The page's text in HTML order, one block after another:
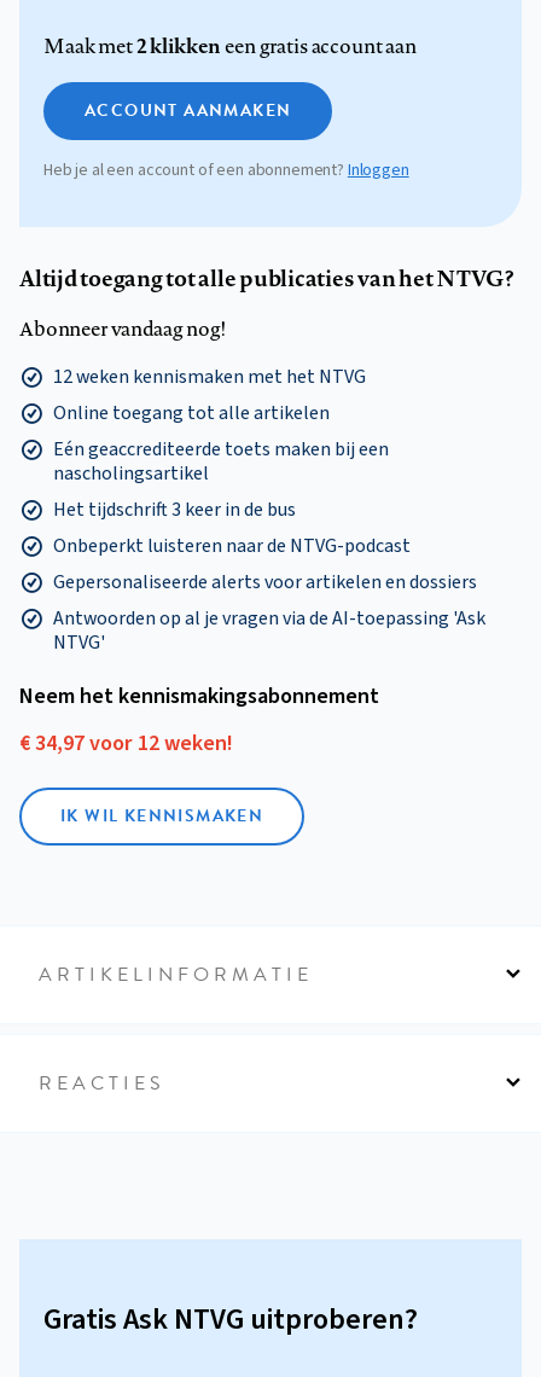
Maak met2 klikkeneen gratis account aan
ACCOUNT AANMAKEN
Heb je al een account of een abonnement? Inloggen
Altijd toegang tot alle publicaties van het NTVG?
Abonneer vandaag nog!
12 weken kennismaken met het NTVG
Online toegang tot alle artikelen
Eén geaccrediteerde toets maken bij een
nascholingsartikel
Het tijdschrift 3 keer in de bus
Onbeperkt luisteren naar de NTVG-podcast
Gepersonaliseerde alerts voor artikelen en dossiers
Antwoorden op al je vragen via de AI-toepassing 'Ask
NTVG'
Neem het kennismakings­abonnement
€ 34,97 voor 12 weken!
IK WIL KENNISMAKEN
ARTIKELINFORMATIE
REACTIES
Gratis Ask NTVG uitproberen?